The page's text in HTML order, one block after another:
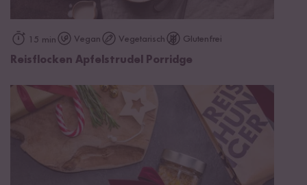
15 min Vegan Vegetarisch Glutenfrei
Reisflocken Apfelstrudel Porridge